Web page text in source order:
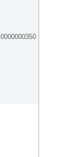
0000000350